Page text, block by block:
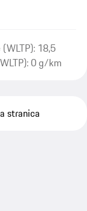
18,5
0 g/km
stranica